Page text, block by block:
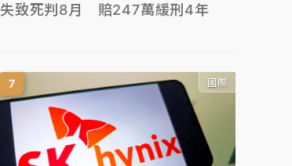
失致死判8月 賠247萬緩刑4年
國際